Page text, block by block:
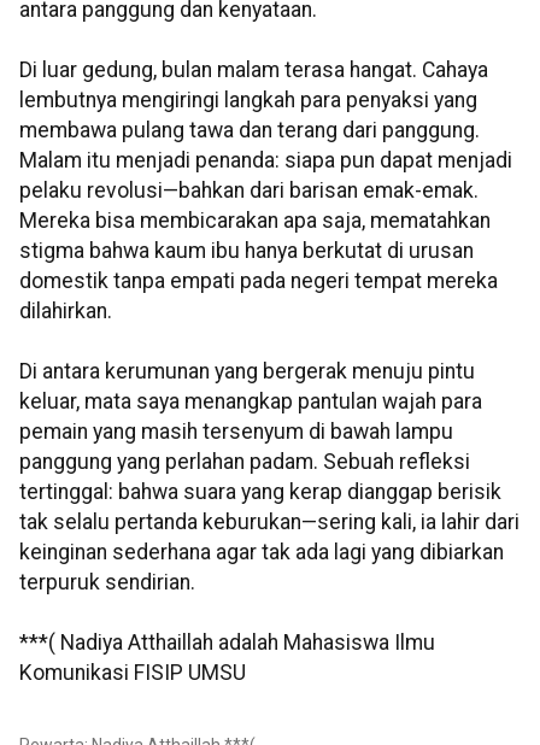
antara panggung dan kenyataan.
Di luar gedung, bulan malam terasa hangat. Cahaya
lembutnya mengiringi langkah para penyaksi yang
membawa pulang tawa dan terang dari panggung.
Malam itu menjadi penanda: siapa pun dapat menjadi
pelaku revolusi—bahkan dari barisan emak-emak.
Mereka bisa membicarakan apa saja, mematahkan
stigma bahwa kaum ibu hanya berkutat di urusan
domestik tanpa empati pada negeri tempat mereka
dilahirkan.
Di antara kerumunan yang bergerak menuju pintu
keluar, mata saya menangkap pantulan wajah para
pemain yang masih tersenyum di bawah lampu
panggung yang perlahan padam. Sebuah refleksi
tertinggal: bahwa suara yang kerap dianggap berisik
tak selalu pertanda keburukan—sering kali, ia lahir dari
keinginan sederhana agar tak ada lagi yang dibiarkan
terpuruk sendirian.
***( Nadiya Atthaillah adalah Mahasiswa Ilmu
Komunikasi FISIP UMSU